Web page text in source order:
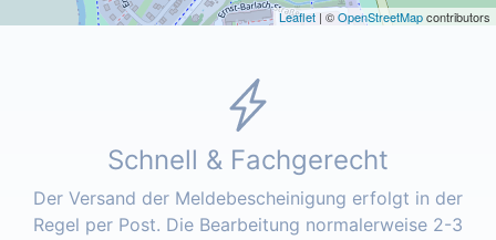
Leaflet | ©OpenStreetMapcontributors
Schnell & Fachgerecht
Der Versand der Meldebescheinigung erfolgt in der
Regel per Post. Die Bearbeitung normalerweise 2-3